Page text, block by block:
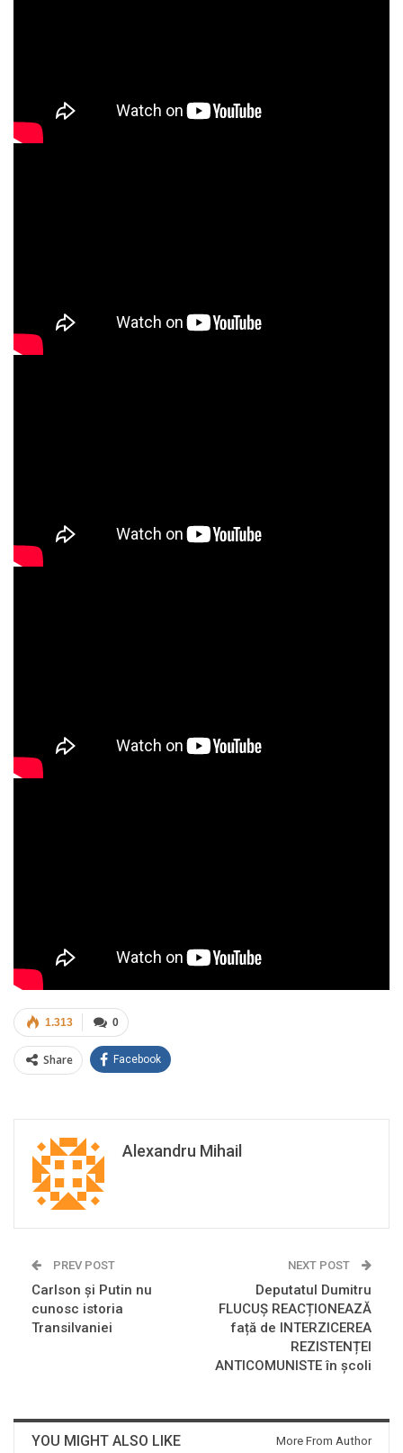
0
1.313
Share Facebook
Alexandru Mihail
PREV POST
Carlson și Putin nu
cunosc istoria
Transilvaniei
NEXT POST
Deputatul Dumitru
FLUCUȘ REACȚIONEAZĂ
față de INTERZICEREA
REZISTENȚEI
ANTICOMUNISTE în școli
YOU MIGHT ALSO LIKE More From Author